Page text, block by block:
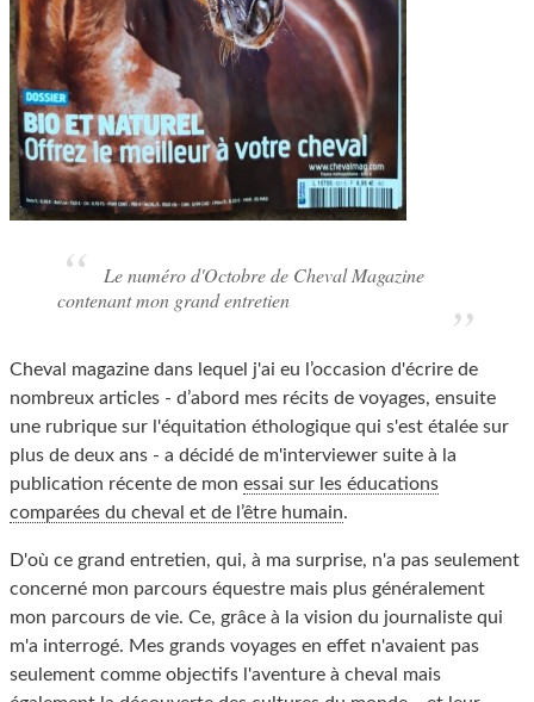
Le numéro d'Octobre de Cheval Magazine
contenant mon grand entretien
Cheval magazine dans lequel j'ai eu l’occasion d'écrire de
nombreux articles - d’abord mes récits de voyages, ensuite
une rubrique sur l'équitation éthologique qui s'est étalée sur
plus de deux ans - a décidé de m'interviewer suite à la
publication récente de mon essai sur les éducations
comparées du cheval et de l’être humain.
D'où ce grand entretien, qui, à ma surprise, n'a pas seulement
concerné mon parcours équestre mais plus généralement
mon parcours de vie. Ce, grâce à la vision du journaliste qui
m'a interrogé. Mes grands voyages en effet n'avaient pas
seulement comme objectifs l'aventure à cheval mais